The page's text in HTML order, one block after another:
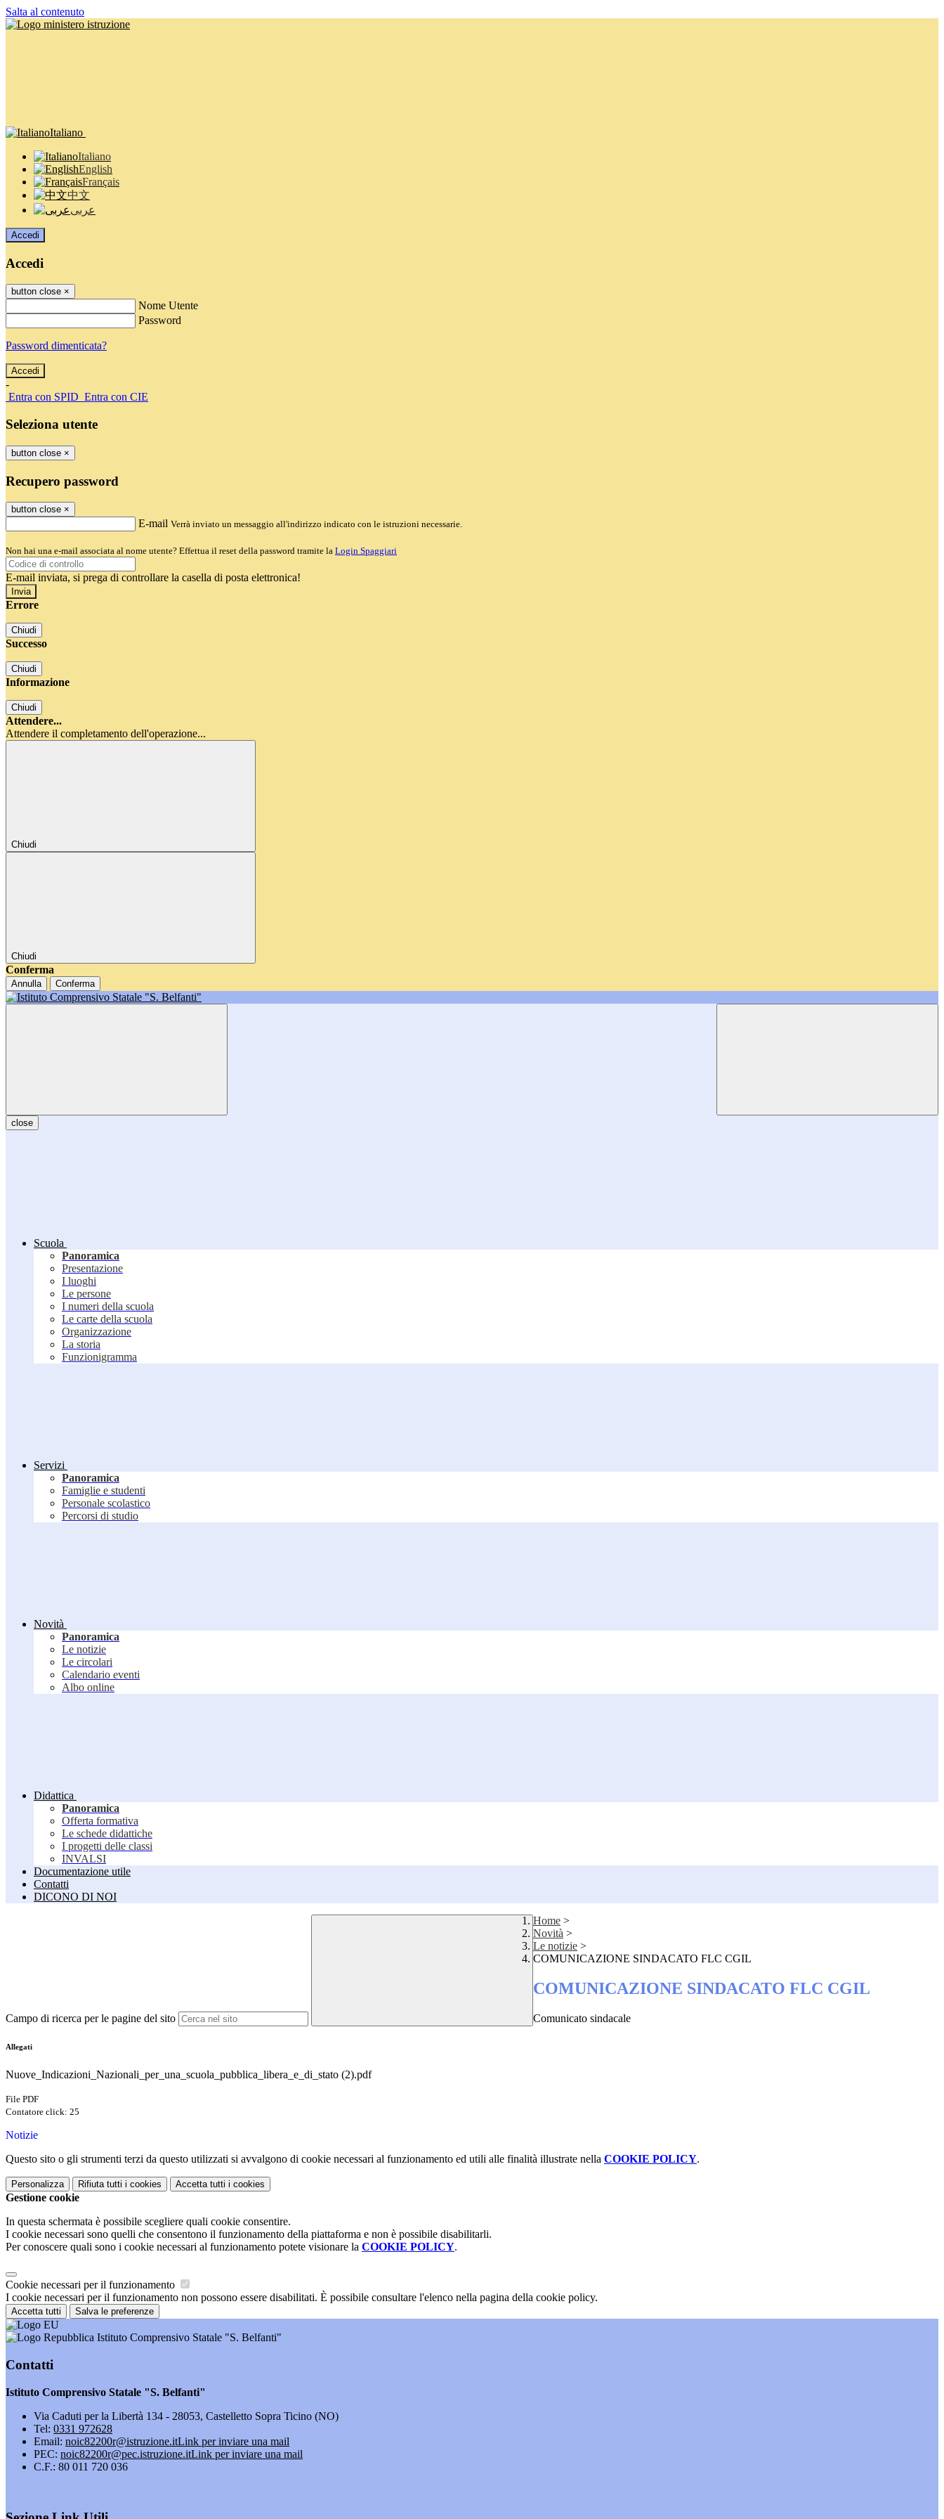
Salta al contenuto
Italiano
Italiano
English
Français
中文
عربى
Accedi
Accedi
button close ×
Nome Utente
Password
Password dimenticata?
-
Entra con SPID Entra con CIE
Seleziona utente
button close ×
Recupero password
button close ×
E-mail Verrà inviato un messaggio all'indirizzo indicato con le istruzioni necessarie.
Non hai una e-mail associata al nome utente? Effettua il reset della password tramite la Login Spaggiari
E-mail inviata, si prega di controllare la casella di posta elettronica!
Errore
Chiudi
Successo
Chiudi
Informazione
Chiudi
Attendere...
Attendere il completamento dell'operazione...
Chiudi
Chiudi
Conferma
Annulla Conferma
close
Scuola
Panoramica
Presentazione
I luoghi
Le persone
I numeri della scuola
Le carte della scuola
Organizzazione
La storia
Funzionigramma
Servizi
Panoramica
Famiglie e studenti
Personale scolastico
Percorsi di studio
Novità
Panoramica
Le notizie
Le circolari
Calendario eventi
Albo online
Didattica
Panoramica
Offerta formativa
Le schede didattiche
I progetti delle classi
INVALSI
Documentazione utile
Contatti
DICONO DI NOI
Campo di ricerca per le pagine del sito
Home >
Novità >
Le notizie >
COMUNICAZIONE SINDACATO FLC CGIL
COMUNICAZIONE SINDACATO FLC CGIL
Comunicato sindacale
Allegati
Nuove_Indicazioni_Nazionali_per_una_scuola_pubblica_libera_e_di_stato (2).pdf
File PDF
Contatore click: 25
Notizie
Questo sito o gli strumenti terzi da questo utilizzati si avvalgono di cookie necessari al funzionamento ed utili alle finalità illustrate nella COOKIE POLICY.
Personalizza Rifiuta tutti i cookies Accetta tutti i cookies
Gestione cookie
In questa schermata è possibile scegliere quali cookie consentire.
I cookie necessari sono quelli che consentono il funzionamento della piattaforma e non è possibile disabilitarli.
Per conoscere quali sono i cookie necessari al funzionamento potete visionare la COOKIE POLICY.
Cookie necessari per il funzionamento
I cookie necessari per il funzionamento non possono essere disabilitati. È possibile consultare l'elenco nella pagina della cookie policy.
Accetta tutti Salva le preferenze
Istituto Comprensivo Statale "S. Belfanti"
Contatti
Istituto Comprensivo Statale "S. Belfanti"
Via Caduti per la Libertà 134 - 28053, Castelletto Sopra Ticino (NO)
Tel: 0331 972628
Email: noic82200r@istruzione.itLink per inviare una mail
PEC: noic82200r@pec.istruzione.itLink per inviare una mail
C.F.: 80 011 720 036